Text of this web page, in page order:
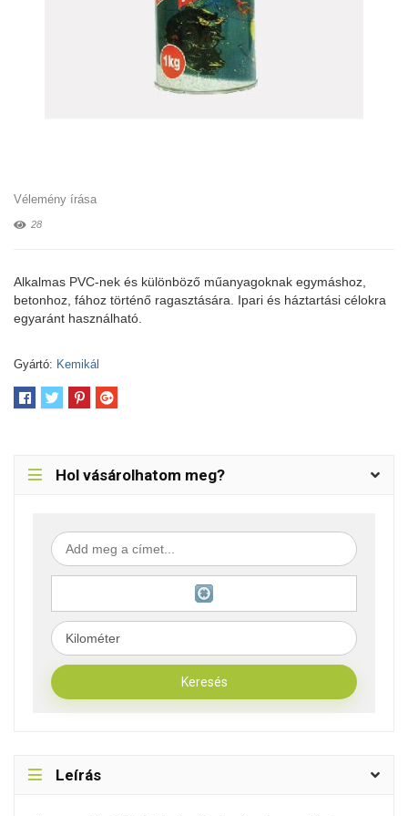
Vélemény írása
28
Alkalmas PVC-nek és különböző műanyagoknak egymáshoz,
betonhoz, fához történő ragasztására. Ipari és háztartási célokra
egyaránt használható.
Gyártó: Kemikál
Hol vásárolhatom meg?
Leírás